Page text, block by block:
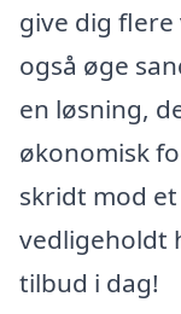
give dig
også øge
en løsning,
økonomisk
skridt mod
vedligeholdt
tilbud i dag!